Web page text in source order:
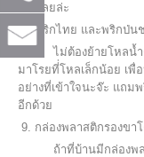
ได้ดีเลยล่ะ
8. พริกไทย และพริกป่น
ไม่ต้องย้ายโหลน้ำต
มาโรยที่่โหลเล็กน้อย เพื่
อย่างที่เข้าใจนะจ๊ะ แถม
อีกด้วย
9. กล่องพลาสติกรองขา
ถ้าที่บ้านมีกล่องพลาส